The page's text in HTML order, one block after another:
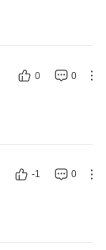
0 0
-1 0